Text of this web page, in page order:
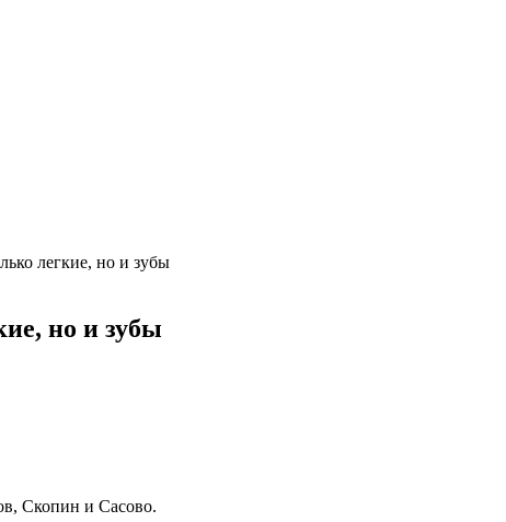
легкие, но и зубы
но и зубы
Скопин и Сасово.